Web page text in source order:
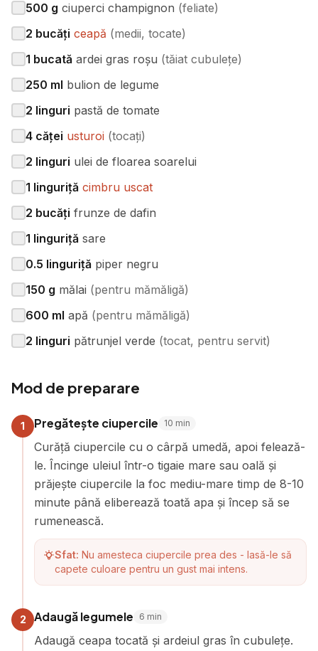
500 g ciuperci champignon (feliate)
2 bucăți ceapă (medii, tocate)
1 bucată ardei gras roșu (tăiat cubulețe)
250 ml bulion de legume
2 linguri pastă de tomate
4 căței usturoi (tocați)
2 linguri ulei de floarea soarelui
1 linguriță cimbru uscat
2 bucăți frunze de dafin
1 linguriță sare
0.5 linguriță piper negru
150 g mălai (pentru mămăligă)
600 ml apă (pentru mămăligă)
2 linguri pătrunjel verde (tocat, pentru servit)
Mod de preparare
1 Pregătește ciupercile 10 min
Curăță ciupercile cu o cârpă umedă, apoi felează-
le. Încinge uleiul într-o tigaie mare sau oală și
prăjește ciupercile la foc mediu-mare timp de 8-10
minute până eliberează toată apa și încep să se
rumenească.
Sfat: Nu amesteca ciupercile prea des - lasă-le să
capete culoare pentru un gust mai intens.
2 Adaugă legumele 6 min
Adaugă ceapa tocată și ardeiul gras în cubulețe.